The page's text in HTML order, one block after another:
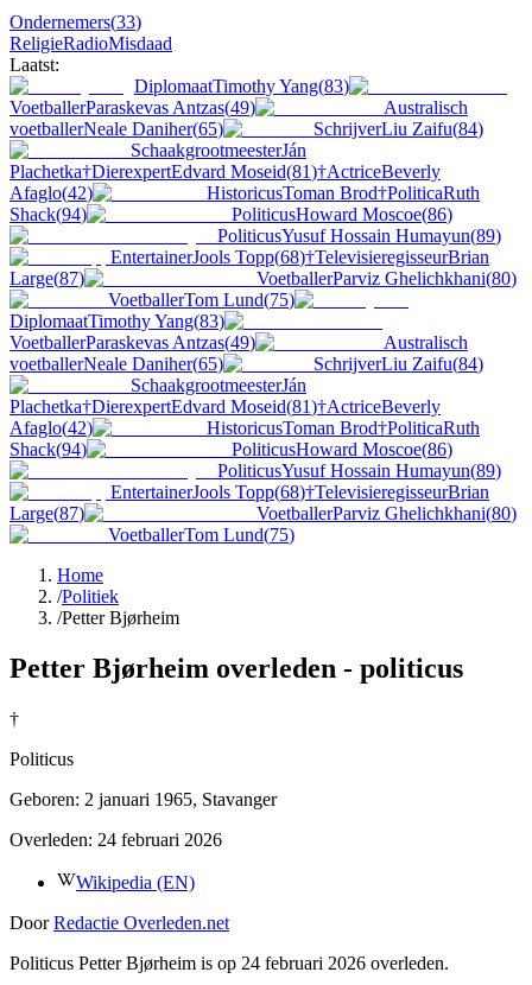
Ondernemers(33)
ReligieRadioMisdaad
Laatst:
DiplomaatTimothy Yang(83)
VoetballerParaskevas Antzas(49)
Australisch
voetballerNeale Daniher(65) SchrijverLiu Zaifu(84)
SchaakgrootmeesterJán
Plachetka†DierexpertEdvard Moseid(81)†ActriceBeverly
Afaglo(42) HistoricusToman Brod†PoliticaRuth
Shack(94) PoliticusHoward Moscoe(86)
PoliticusYusuf Hossain Humayun(89)
EntertainerJools Topp(68)†TelevisieregisseurBrian
Large(87) VoetballerParviz Ghelichkhani(80)
VoetballerTom Lund(75)
DiplomaatTimothy Yang(83)
VoetballerParaskevas Antzas(49)
Australisch
voetballerNeale Daniher(65) SchrijverLiu Zaifu(84)
SchaakgrootmeesterJán
Plachetka†DierexpertEdvard Moseid(81)†ActriceBeverly
Afaglo(42) HistoricusToman Brod†PoliticaRuth
Shack(94) PoliticusHoward Moscoe(86)
PoliticusYusuf Hossain Humayun(89)
EntertainerJools Topp(68)†TelevisieregisseurBrian
Large(87) VoetballerParviz Ghelichkhani(80)
VoetballerTom Lund(75)
Home
/Politiek
/Petter Bjørheim
Petter Bjørheim overleden - politicus
†
Politicus
Geboren: 2 januari 1965, Stavanger
Overleden: 24 februari 2026
Wikipedia (EN)
Door Redactie Overleden.net
Politicus Petter Bjørheim is op 24 februari 2026 overleden.